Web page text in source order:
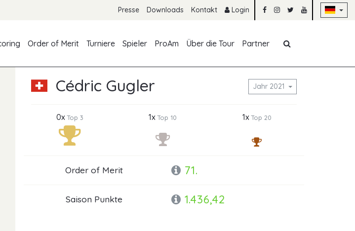
Presse Downloads Kontakt Login
Order of Merit Turniere Spieler ProAm Über die Tour Partner
Cédric Gugler Jahr 2021
0xTop 3 1xTop 10 1xTop 20
Order of Merit 71.
Saison Punkte 1.436,42